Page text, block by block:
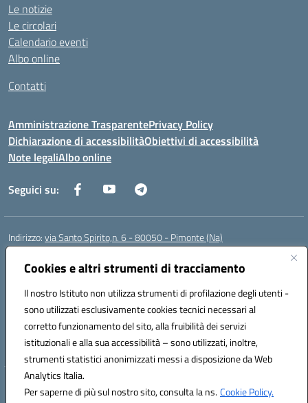
Cookies e altri strumenti di tracciamento
Il nostro Istituto non utilizza strumenti di profilazione degli utenti -
sono utilizzati esclusivamente cookies tecnici necessari al
corretto funzionamento del sito, alla fruibilità dei servizi
istituzionali e alla sua accessibilità – sono utilizzati, inoltre,
strumenti statistici anonimizzati messi a disposizione da Web
Analytics Italia.
Per saperne di più sul nostro sito, consulta la ns.Cookie Policy.
Le notizie
Le circolari
Calendario eventi
Albo online
Contatti
Amministrazione TrasparentePrivacy Policy
Dichiarazione di accessibilitàObiettivi di accessibilità
Note legaliAlbo online
Seguici su:
Indirizzo:via Santo Spirito,n. 6 - 80050 - Pimonte (Na)
Centralino:
Posta elettronica certificata (PEC):naic86400x@pec.istruzione.it
Codice fiscale: 82008870634
Codice meccanografico:NAIC86400X
Codice Indice delle Pubbliche Amministrazioni (IPA): ISTSC_NAIC86400X
Codice unico di fatturazione (CUF): UF5NKX
Hosting & Powered by 3D Solution S.r.l.